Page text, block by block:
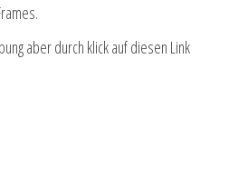
aber durch klick auf diesen Link